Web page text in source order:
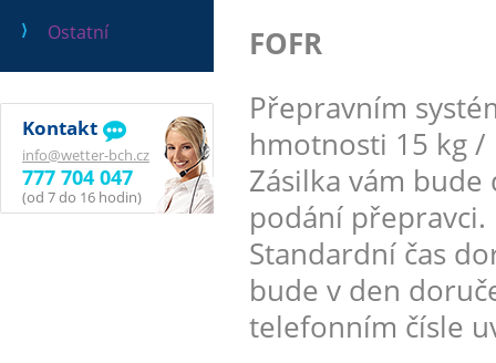
Ostatní
Kontakt
info@wetter-bch.cz
777 704 047
(od 7 do 16 hodin)
FOFR
Přepravním
hmotnosti 15 kg /
Zásilka vám
podání přepravci.
Standardní čas
bude v den
telefonním čísle